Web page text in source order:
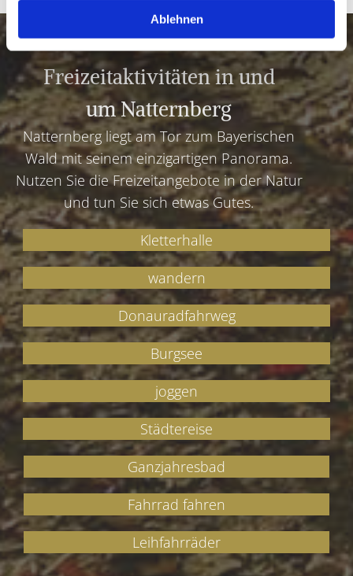
Ablehnen
Freizeitaktivitäten in und
um Natternberg
Natternberg liegt am Tor zum Bayerischen
Wald mit seinem einzigartigen Panorama.
Nutzen Sie die Freizeitangebote in der Natur
und tun Sie sich etwas Gutes.
Kletterhalle
wandern
Donauradfahrweg
Burgsee
joggen
Städtereise
Ganzjahresbad
Fahrrad fahren
Leihfahrräder